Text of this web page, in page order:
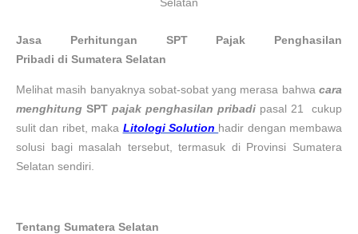
Jasa Perhitungan SPT Pajak Penghasilan
Pribadi di Sumatera Selatan
Melihat masih banyaknya sobat-sobat yang merasa bahwa cara
menghitung SPT pajak penghasilan pribadi pasal 21
cukup
sulit dan ribet, maka Litologi Solution hadir dengan membawa
solusi bagi masalah tersebut, termasuk di Provinsi Sumatera
Selatan sendiri.
Tentang Sumatera Selatan